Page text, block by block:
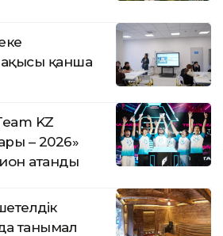
ақысы қанша
KZ
– 2026»
атанды
танымал